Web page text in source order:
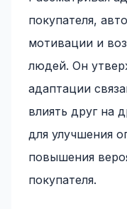
покупателя,
мотивации и
людей. Он
адаптации
влиять друг на
для улучшения
повышения
покупателя.